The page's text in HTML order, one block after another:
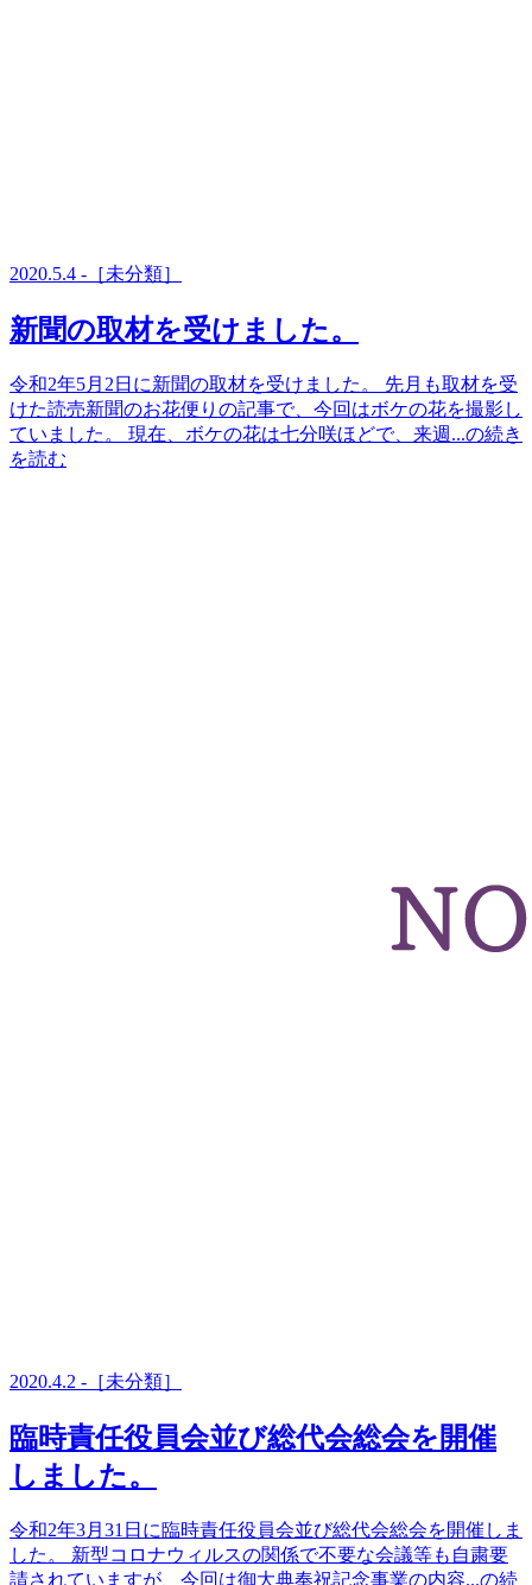
2020.5.4 -［未分類］
新聞の取材を受けました。
令和2年5月2日に新聞の取材を受けました。 先月も取材を受
けた読売新聞のお花便りの記事で、今回はボケの花を撮影し
ていました。 現在、ボケの花は七分咲ほどで、来週...の続き
を読む
2020.4.2 -［未分類］
臨時責任役員会並び総代会総会を開催
しました。
令和2年3月31日に臨時責任役員会並び総代会総会を開催しま
した。 新型コロナウィルスの関係で不要な会議等も自粛要
請されていますが、今回は御大典奉祝記念事業の内容...の続